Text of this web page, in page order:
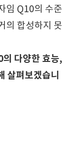
임 Q10의 수준
의 합성하지 못
다양한 효능,
살펴보겠습니